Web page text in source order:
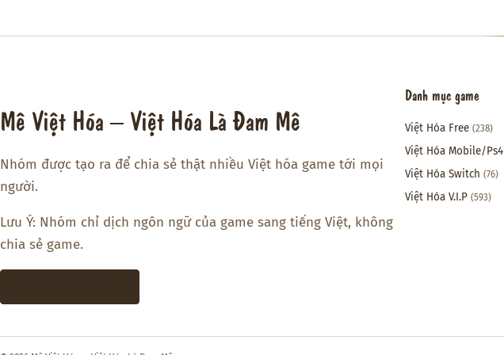
Mê Việt Hóa – Việt Hóa Là Đam Mê
Nhóm được tạo ra để chia sẻ thật nhiều Việt hóa game tới mọi
người.
Lưu Ý: Nhóm chỉ dịch ngôn ngữ của game sang tiếng Việt, không
chia sẻ game.
Danh mục game
Việt Hóa Free (238)
Việt Hóa Mobile/Ps4
Việt Hóa Switch (76)
Việt Hóa V.I.P (593)